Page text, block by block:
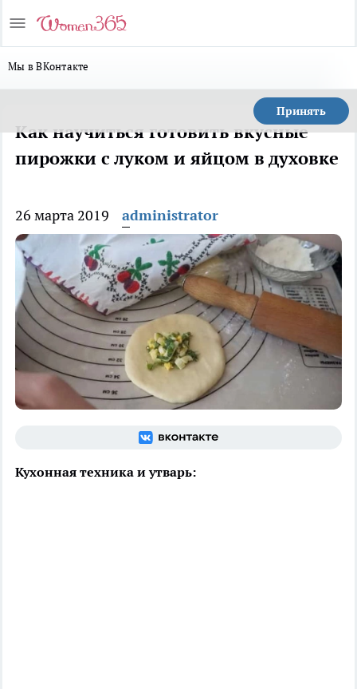
Мы в ВКонтакте
Принять
Как научиться готовить вкусные
пирожки с луком и яйцом в духовке
26 марта 2019 administrator
Кухонная техника и утварь: